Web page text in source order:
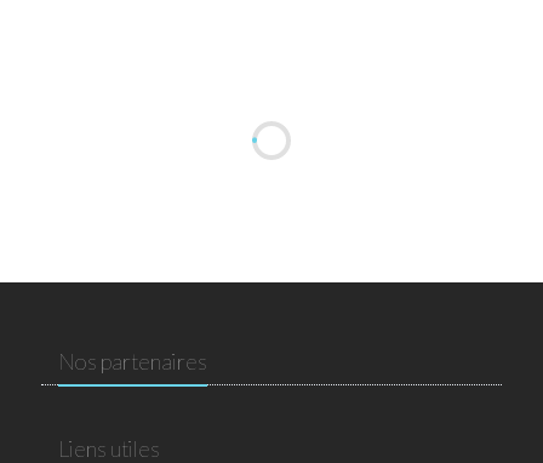
Nos partenaires
Liens utiles